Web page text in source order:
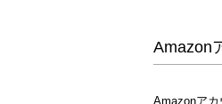
Amazon
Amazonアカ